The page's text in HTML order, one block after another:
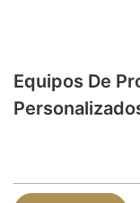
Equipos De